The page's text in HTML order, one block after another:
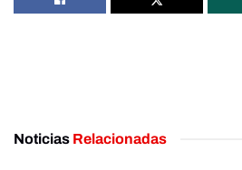
Noticias Relacionadas